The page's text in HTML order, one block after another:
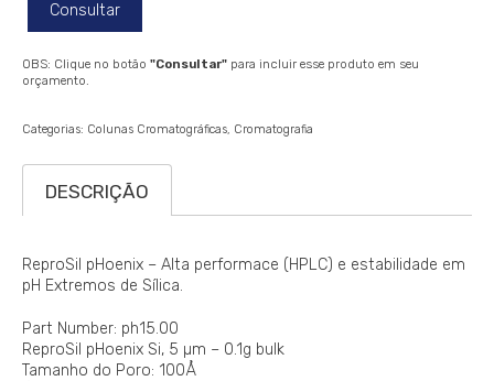
Consultar
OBS: Clique no botão "Consultar" para incluir esse produto em seu
orçamento.
Categorias: Colunas Cromatográficas Cromatografia
DESCRIÇÃO
ReproSil pHoenix – Alta performace (HPLC) e estabilidade em
pH Extremos de Sílica.
Part Number: ph15.00
ReproSil pHoenix Si, 5 µm – 0.1g bulk
Tamanho do Poro: 100Å